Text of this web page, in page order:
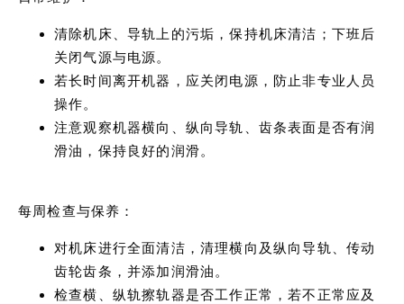
清除机床、导轨上的污垢，保持机床清洁；下班后
关闭气源与电源。
若长时间离开机器，应关闭电源，防止非专业人员
操作。
注意观察机器横向、纵向导轨、齿条表面是否有润
滑油，保持良好的润滑。
每周检查与保养：
对机床进行全面清洁，清理横向及纵向导轨、传动
齿轮齿条，并添加润滑油。
检查横、纵轨擦轨器是否工作正常，若不正常应及